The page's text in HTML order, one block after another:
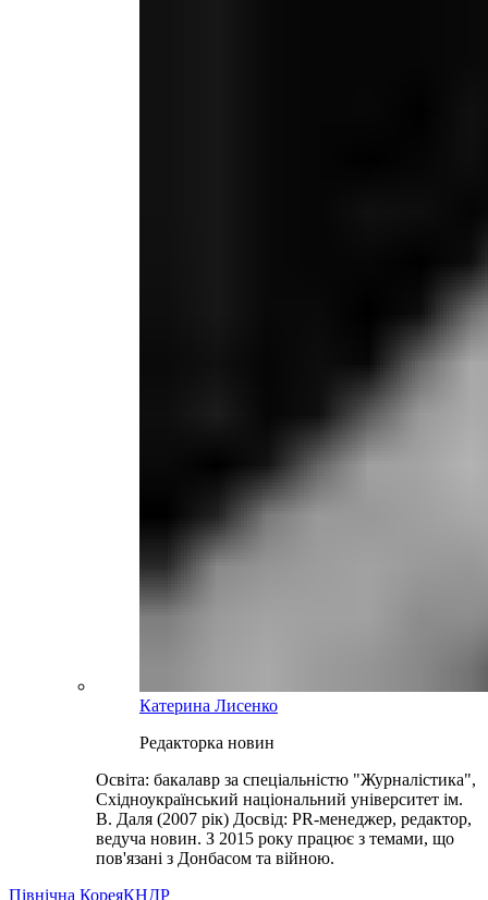
Катерина Лисенко
Редакторка новин
Освіта: бакалавр за спеціальністю "Журналістика",
Східноукраїнський національний університет ім.
В. Даля (2007 рік) Досвід: PR-менеджер, редактор,
ведуча новин. З 2015 року працює з темами, що
пов'язані з Донбасом та війною.
Північна КореяКНДР